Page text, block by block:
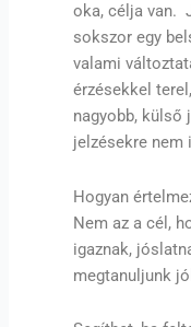
oka, célja van.
sokszor egy
valami
érzésekkel
nagyobb, külső
jelzésekre nem
Hogyan
Nem az a cél,
igaznak,
megtanuljunk